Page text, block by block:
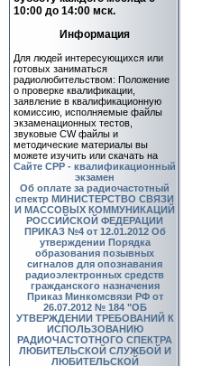
10:00 до 14:00 мск.
Информация
Для людей интересующихся или
готовых заниматься
радиолюбительством: Положение
о проверке квалификации,
заявление в квалификационную
комиссию, исполняемые файлы
экзаменационных тестов,
звуковые CW файлы и
методические материалы вы
можете изучить или скачать на
Сайте СРР - квалификационный
экзамен
Об оплате за радиочастотный
спектр МИНИСТЕРСТВО СВЯЗИ
И МАССОВЫХ КОММУНИКАЦИЙ
РОССИЙСКОЙ ФЕДЕРАЦИИ
ПРИКАЗ №4 от 12.01.2012 Об
утверждении Порядка
образования позывных
сигналов для опознавания
радиоэлектронных средств
гражданского назначения
Приказ Минкомсвязи РФ от
26.07.2012 № 184 "ОБ
УТВЕРЖДЕНИИ ТРЕБОВАНИЙ К
ИСПОЛЬЗОВАНИЮ
РАДИОЧАСТОТНОГО СПЕКТРА
ЛЮБИТЕЛЬСКОЙ СЛУЖБОЙ И
ЛЮБИТЕЛЬСКОЙ